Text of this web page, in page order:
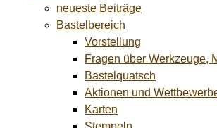
neueste Beiträge
Bastelbereich
Vorstellung
Fragen über Werkzeuge,
Bastelquatsch
Aktionen und
Karten